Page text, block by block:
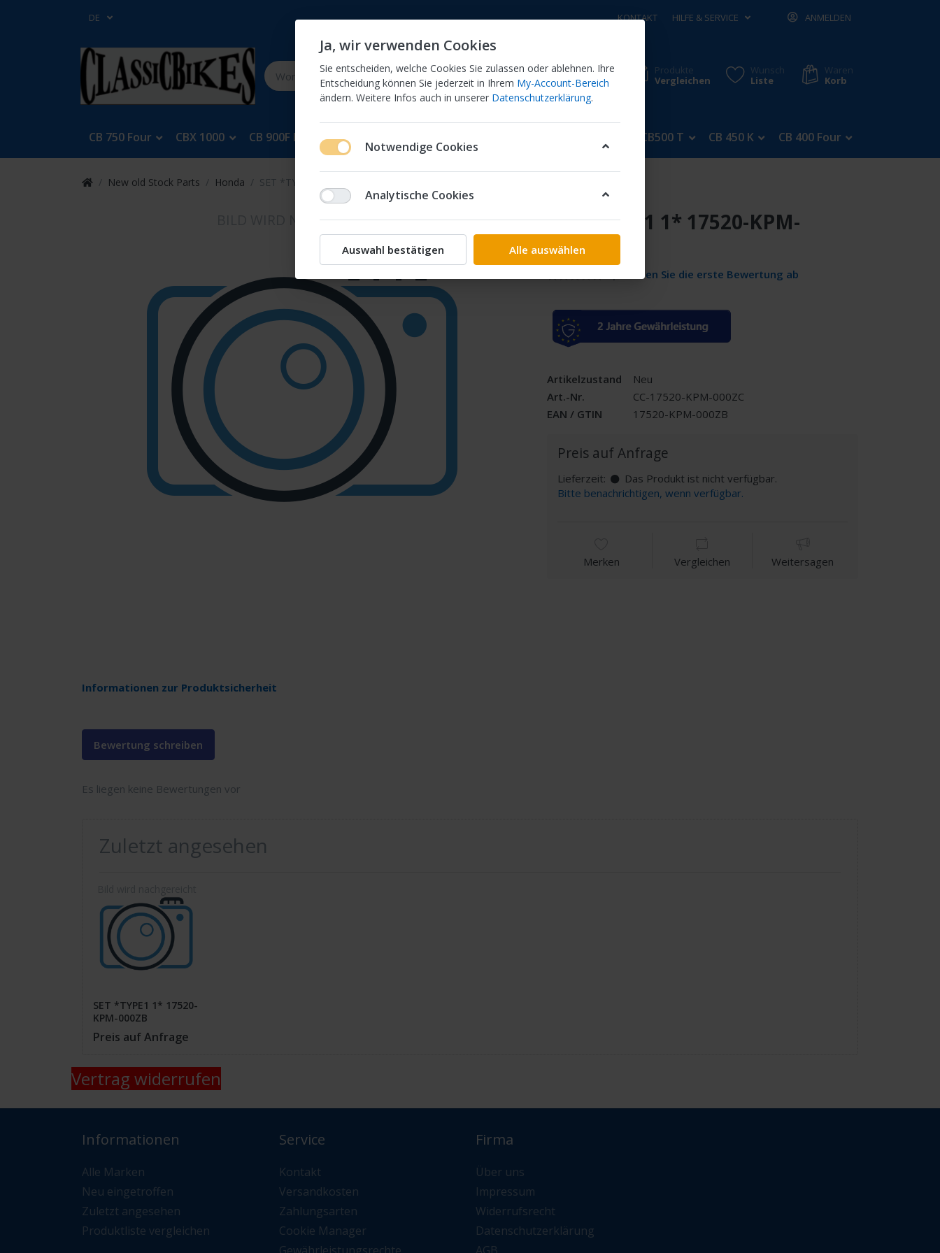
DE KONTAKT HILFE & SERVICE ANMELDEN
Produkte
Vergleichen
Wunsch
Liste
Waren
Korb
CB 750 Four CBX 1000 CB 900F Bol Dor CB500 T CB 450 K CB 400 Four
New old Stock Parts Honda SET *TYPE1 1* 17520-KPM-000ZB
Informationen zur Produktsicherheit
SET *TYPE1 1* 17520-KPM-
000ZB
Geben Sie die erste Bewertung ab
Artikelzustand
Neu
Art.-Nr.
CC-17520-KPM-000ZC
EAN / GTIN
17520-KPM-000ZB
Preis auf Anfrage
Lieferzeit:
Das Produkt ist nicht verfügbar.
Bitte benachrichtigen, wenn verfügbar.
Merken Vergleichen Weitersagen
Bewertung schreiben
Es liegen keine Bewertungen vor
Zuletzt angesehen
SET *TYPE1 1* 17520-
KPM-000ZB
Preis auf Anfrage
Vertrag widerrufen
Informationen
Alle Marken
Neu eingetroffen
Zuletzt angesehen
Produktliste vergleichen
Service
Kontakt
Versandkosten
Zahlungsarten
Cookie Manager
Firma
Über uns
Impressum
Widerrufsrecht
Datenschutzerklärung
Ja, wir verwenden Cookies
Sie entscheiden, welche Cookies Sie zulassen oder ablehnen. Ihre
Entscheidung können Sie jederzeit in Ihrem My-Account-Bereich
ändern. Weitere Infos auch in unserer Datenschutzerklärung.
Notwendige Cookies
Analytische Cookies
Auswahl bestätigen Alle auswählen